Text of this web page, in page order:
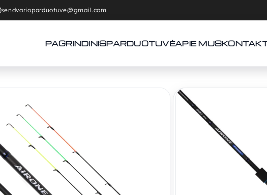
sendvarioparduotuve@gmail.com
PAGRINDINISPARDUOTUVĖAPIE MUS
Pradžia
Dugninė Meškerė
Catch